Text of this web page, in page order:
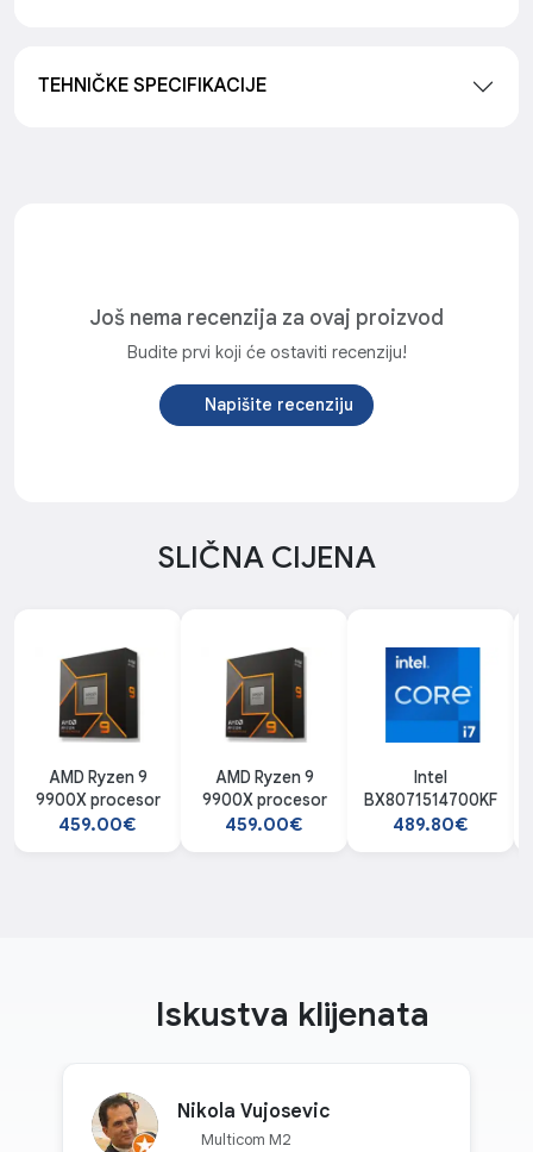
TEHNIČKE SPECIFIKACIJE
Još nema recenzija za ovaj proizvod
Budite prvi koji će ostaviti recenziju!
Napišite recenziju
SLIČNA CIJENA
AMD Ryzen 9
9900X procesor
459.00€
AMD Ryzen 9
9900X procesor
459.00€
Intel
BX8071514700KF
489.80€
Iskustva klijenata
Nikola Vujosevic
Multicom M2